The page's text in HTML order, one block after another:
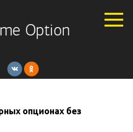
опционах без